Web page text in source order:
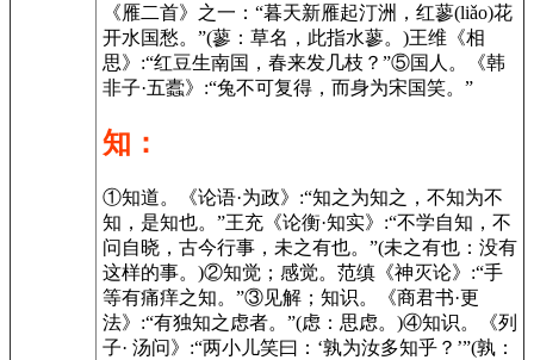
《雁二首》之一：“暮天新雁起汀洲，红蓼(liǎo)花
开水国愁。”(蓼：草名，此指水蓼。)王维《相
思》:“红豆生南国，春来发几枝？”⑤国人。《韩
非子·五蠹》:“兔不可复得，而身为宋国笑。”
知：
①知道。《论语·为政》:“知之为知之，不知为不
知，是知也。”王充《论衡·知实》:“不学自知，不
问自晓，古今行事，未之有也。”(未之有也：没有
这样的事。)②知觉；感觉。范缜《神灭论》:“手
等有痛痒之知。”③见解；知识。《商君书·更
法》:“有独知之虑者。”(虑：思虑。)④知识。《列
子· 汤问》:“两小儿笑曰：‘孰为汝多知乎？’”(孰：